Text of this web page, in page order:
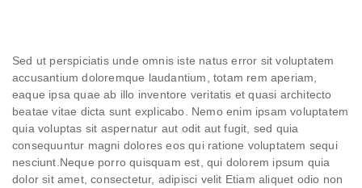
Sed ut perspiciatis unde omnis iste natus error sit voluptatem
accusantium doloremque laudantium, totam rem aperiam,
eaque ipsa quae ab illo inventore veritatis et quasi architecto
beatae vitae dicta sunt explicabo. Nemo enim ipsam voluptatem
quia voluptas sit aspernatur aut odit aut fugit, sed quia
consequuntur magni dolores eos qui ratione voluptatem sequi
nesciunt.Neque porro quisquam est, qui dolorem ipsum quia
dolor sit amet, consectetur, adipisci velit Etiam aliquet odio non